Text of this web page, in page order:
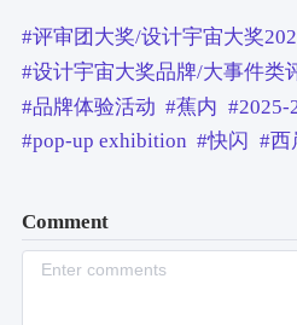
#评审团大奖/设计宇宙大奖
#设计宇宙大奖品牌/大事件类
#品牌体验活动 #蕉内 #2025-
#pop-up exhibition #快闪 #西
Comment